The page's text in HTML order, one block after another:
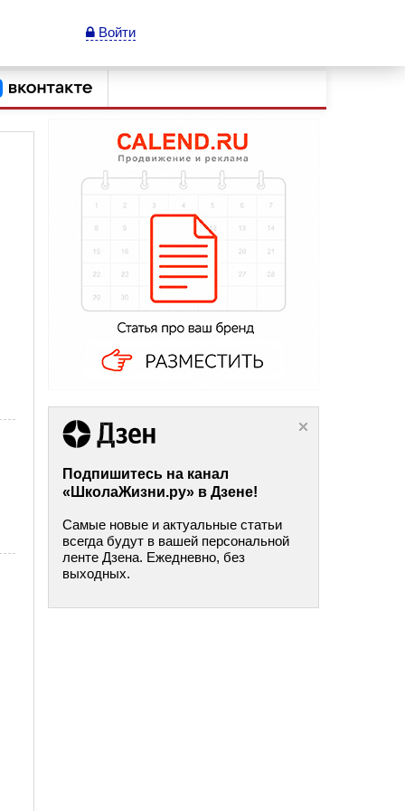
Войти
Подпишитесь на канал
«ШколаЖизни.ру» в Дзене!
Самые новые и актуальные статьи
всегда будут в вашей персональной
ленте Дзена. Ежедневно, без
выходных.